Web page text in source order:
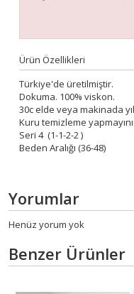
Ürün Özellikleri
Türkiye'de üretilmiştir.
Dokuma. 100% viskon.
30c elde veya makinada
Kuru temizleme
Seri 4 (1-1-2-2 )
Beden Aralığı (36-48)
Yorumlar
Henüz yorum yok
Benzer Ürünler